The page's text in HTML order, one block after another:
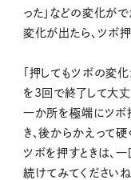
った」などの変化が
変化が出たら、ツボ
「押してもツボの変
を3回で終了して大丈
一か所を極端にツボ
き、後からかえって
ツボを押すときは、
続けてみてくださいね